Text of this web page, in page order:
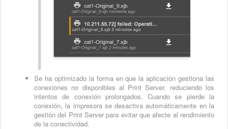
Se ha optimizado la forma en que la aplicación gestiona las
conexiones no disponibles al Print Server, reduciendo los
intentos de conexión prolongados. Cuando se pierde la
conexión, la impresora se desactiva automáticamente en la
gestión del Print Server para evitar que afecte al rendimiento
de la conectividad.